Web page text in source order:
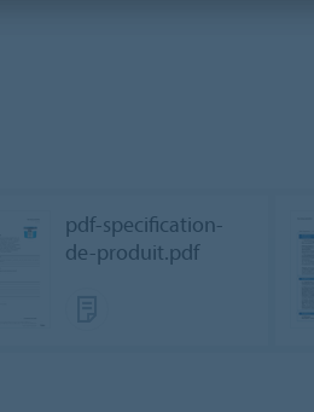
pdf-specification-
de-produit.pdf